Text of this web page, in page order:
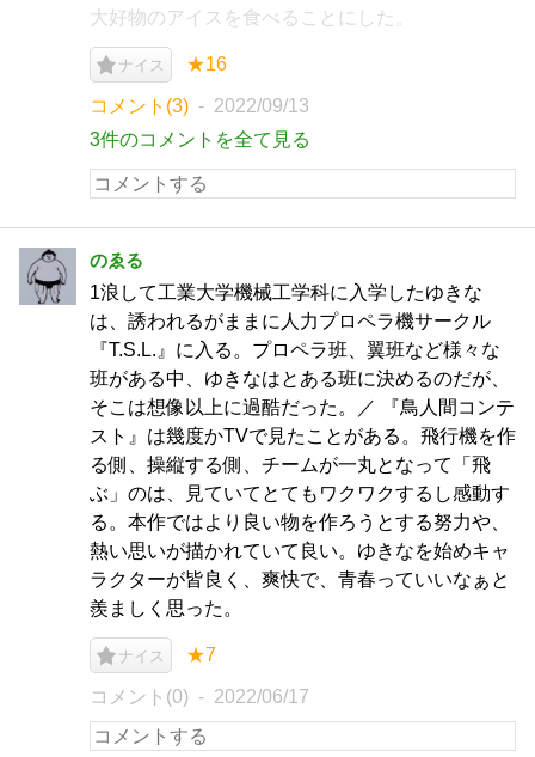
大好物のアイスを食べることにした。
ナイス ★16
コメント(3)
2022/09/13
3件のコメントを全て見る
のゑる
1浪して工業大学機械工学科に入学したゆきな
は、誘われるがままに人力プロペラ機サークル
『T.S.L.』に入る。プロペラ班、翼班など様々な
班がある中、ゆきなはとある班に決めるのだが、
そこは想像以上に過酷だった。／ 『鳥人間コンテ
スト』は幾度かTVで見たことがある。飛行機を作
る側、操縦する側、チームが一丸となって「飛
ぶ」のは、見ていてとてもワクワクするし感動す
る。本作ではより良い物を作ろうとする努力や、
熱い思いが描かれていて良い。ゆきなを始めキャ
ラクターが皆良く、爽快で、青春っていいなぁと
羨ましく思った。
ナイス ★7
コメント(0) 2022/06/17